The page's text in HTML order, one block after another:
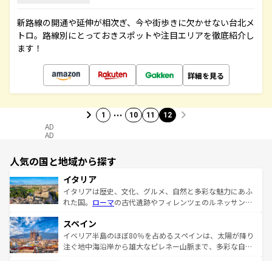
新路線の開通や延伸が相次ぎ、今や街歩きに欠かせない台北メ
トロ。路線別にとっておきスポットや注目エリアを徹底紹介し
ます！
詳細を見る
1 … 10 11 12
AD
AD
人気の国と地域から探す
イタリア
イタリアは歴史、文化、グルメ、自然と多彩な魅力にあふ
れた国。 ローマの古代遺跡やフィレンツェのルネッサンス
ろん、トスカーナの美しい田園風景やアマルフィ海岸の絶
景など、自然景観も見逃せない。観光の合間には、本場の
ピザやパスタなど、絶品のイタリア料理を堪能することも
スペイン
イベリア半島のほぼ80％を占めるスペインは、太陽が降り
注ぐ地中海沿岸から雄大なピレネー山脈まで、多彩な自然